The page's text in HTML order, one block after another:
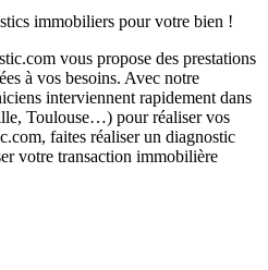
immobiliers pour votre bien !
vous propose des prestations
à vos besoins. Avec notre
interviennent rapidement dans
Toulouse…) pour réaliser vos
faites réaliser un diagnostic
votre transaction immobilière